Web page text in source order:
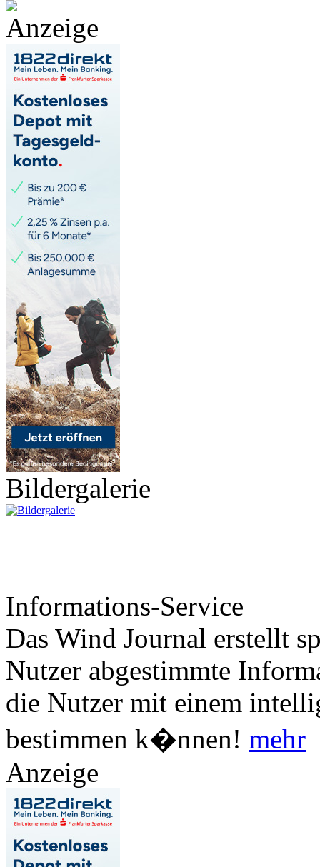
Anzeige
Bildergalerie
Informations-Service
Das Wind Journal erstellt
Nutzer abgestimmte
die Nutzer mit einem
bestimmen k�nnen! mehr
Anzeige